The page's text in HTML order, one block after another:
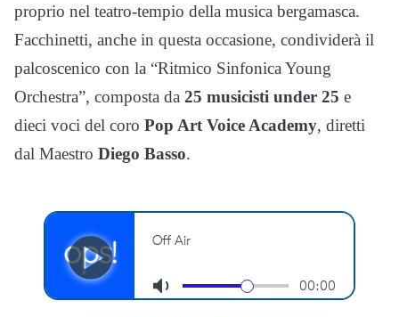
proprio nel teatro-tempio della musica bergamasca.
Facchinetti, anche in questa occasione, condividerà il
palcoscenico con la “Ritmico Sinfonica Young
Orchestra”, composta da 25 musicisti under 25 e
dieci voci del coro Pop Art Voice Academy, diretti
dal Maestro Diego Basso.